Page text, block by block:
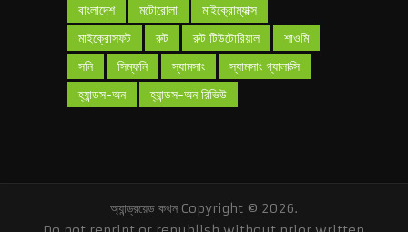
বাংলাদেশ
মটোরোলা
মাইক্রোম্যাক্স
মাইক্রোসফট
রুট রুট টিউটোরিয়াল
শাওমি
সনি
সিম্ফনি স্যামসাং
স্যামসাং গ্যালাক্সি
হ্যান্ডস-অন
হ্যান্ডস-অন রিভিউ
অ্যান্ড্রয়েড কথনCopyright © 2026.